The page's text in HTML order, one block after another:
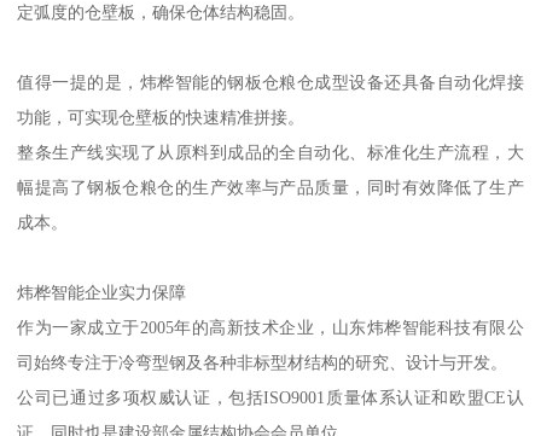
定弧度的仓壁板，确保仓体结构稳固。
值得一提的是，炜桦智能的钢板仓粮仓成型设备还具备自动化焊接
功能，可实现仓壁板的快速精准拼接。
整条生产线实现了从原料到成品的全自动化、标准化生产流程，大
幅提高了钢板仓粮仓的生产效率与产品质量，同时有效降低了生产
成本。
炜桦智能企业实力保障
作为一家成立于2005年的高新技术企业，山东炜桦智能科技有限公
司始终专注于冷弯型钢及各种非标型材结构的研究、设计与开发。
公司已通过多项权威认证，包括ISO9001质量体系认证和欧盟CE认
证，同时也是建设部金属结构协会会员单位。